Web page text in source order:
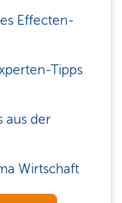
Effecten-
Tipps
aus der
Wirtschaft